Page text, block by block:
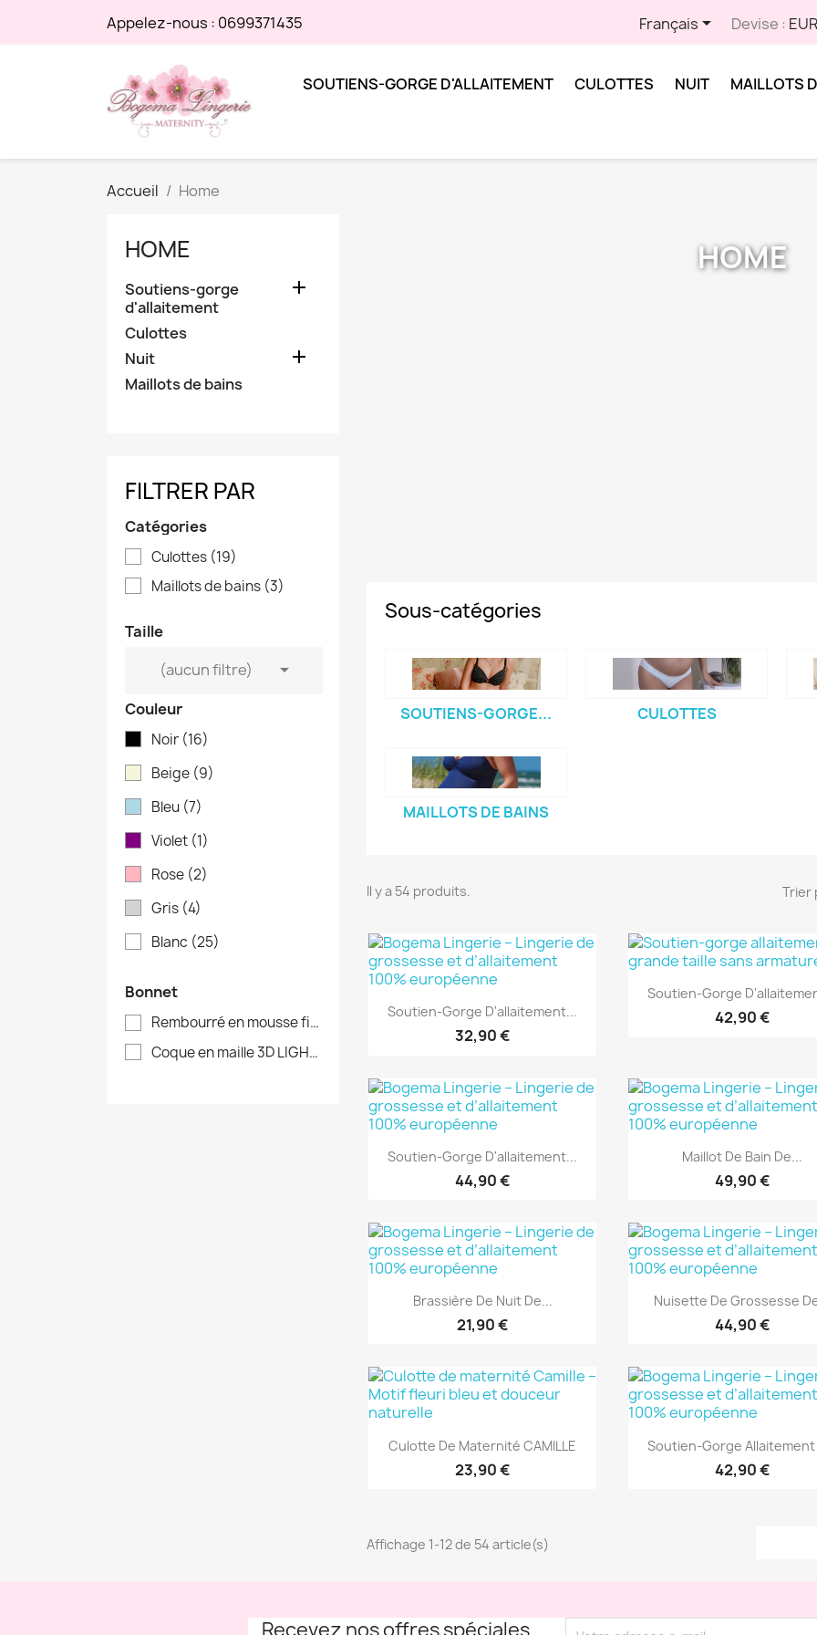
Appelez-nous : 0699371435 Français Devise :
SOUTIENS-GORGE D'ALLAITEMENT CULOTTES NUIT MAILLOTS
Accueil Home
HOME
Soutiens-gorge
d'allaitement

Culottes
Nuit

Maillots de bains
FILTRER PAR
Catégories
Culottes (19)
Maillots de bains (3)
Taille
(aucun filtre)

Couleur
Noir (16)
Beige (9)
Bleu (7)
Violet (1)
Rose (2)
Gris (4)
Blanc (25)
Bonnet
Rembourré en mousse fine 4 mm
Coque en maille 3D LIGHT
HOME
Sous-catégories
SOUTIENS-GORGE... CULOTTES
MAILLOTS DE BAINS
Il y a 54 produits. Trier
Aperçu rapide
Soutien-Gorge D'allaitement...
32,90 €
Aperçu rapide
Soutien-Gorge
42,90 €
Aperçu rapide
Soutien-Gorge D'allaitement...
44,90 €
Aperçu rapide
Maillot De Bain De...
49,90 €
Aperçu rapide
Brassière De Nuit De...
21,90 €
Aperçu rapide
Nuisette De Grossesse
44,90 €
Aperçu rapide
Culotte De Maternité CAMILLE
23,90 €
Aperçu rapide
Soutien-Gorge Allaitement
42,90 €
Affichage 1-12 de 54 article(s)
Recevez nos offres spéciales